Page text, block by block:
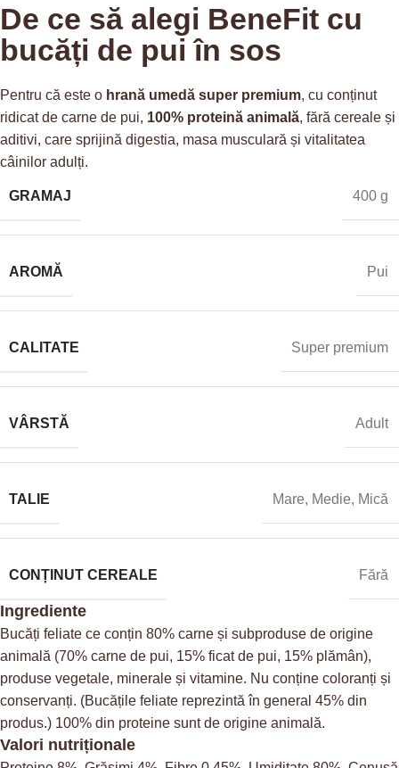
De ce să alegi BeneFit cu
bucăți de pui în sos
Pentru că este o hrană umedă super premium, cu conținut
ridicat de carne de pui, 100% proteină animală, fără cereale și
aditivi, care sprijină digestia, masa musculară și vitalitatea
câinilor adulți.
GRAMAJ 400 g
AROMĂ Pui
CALITATE Super premium
VÂRSTĂ Adult
TALIE Mare, Medie, Mică
CONȚINUT CEREALE Fără
Ingrediente
Bucăți feliate ce conțin 80% carne și subproduse de origine
animală (70% carne de pui, 15% ficat de pui, 15% plămân),
produse vegetale, minerale și vitamine. Nu conține coloranți și
conservanți. (Bucățile feliate reprezintă în general 45% din
produs.) 100% din proteine sunt de origine animală.
Valori nutriționale